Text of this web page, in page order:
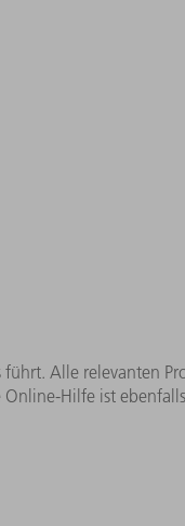
Alle relevanten
Hilfe ist